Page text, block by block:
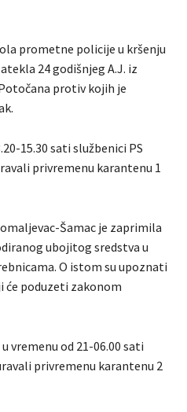
prometne policije u kršenju
24 godišnjeg A.J. iz
protiv kojih je
15.30 sati službenici PS
privremenu karantenu 1
Šamac je zaprimila
ubojitog sredstva u
O istom su upoznati
će poduzeti zakonom
vremenu od 21-06.00 sati
privremenu karantenu 2